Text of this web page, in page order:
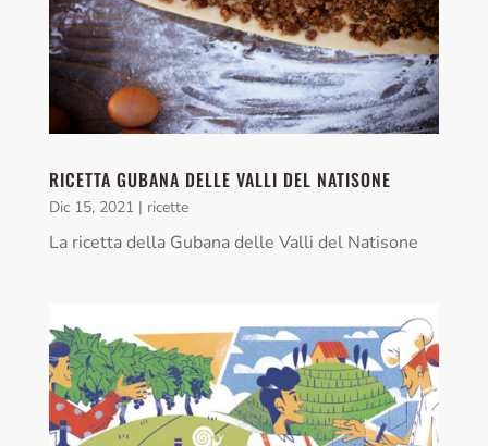
RICETTA GUBANA DELLE VALLI DEL NATISONE
Dic 15, 2021| ricette
La ricetta della Gubana delle Valli del Natisone